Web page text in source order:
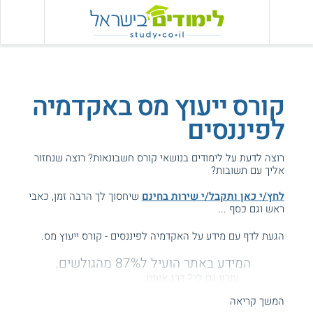
קורס ייעוץ מס באקדמיה
לפיננסים
רוצה לדעת על לימודים בנושאי קורס חשבונאות? רוצה שנחזור
אליך עם תשובות?
לחץ/י כאן ותקבל/י שירות בחינם שיחסוך לך הרבה זמן, כאבי
ראש וגם כסף ...
הגעת לדף עם מידע על האקדמיה לפיננסים - קורס ייעוץ מס.
המידע באתר הועיל ל87% מהגולשים.
עזרנו גם לך? דרג אותנו:
המשך קריאה